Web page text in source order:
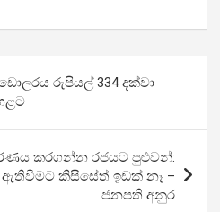
gr
ar
e
රුපියල් 334 දක්වා
කරගන්න රජයට පුළුවන්:
කිසිසේත් ඉඩක් නෑ –
ජනපති අනුර